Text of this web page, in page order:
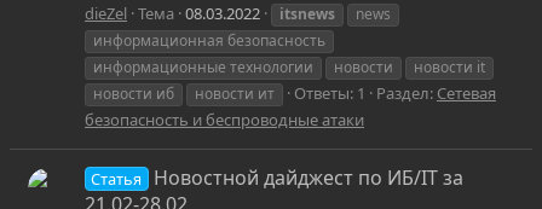
dieZel Тема 08.03.2022 itsnews
news
информационная безопасность
информационные технологии
новости
новости it
новости иб
новости ит Ответы: 1 Раздел: Сетевая
безопасность и беспроводные атаки
Статья
Новостной дайджест по ИБ/IT за